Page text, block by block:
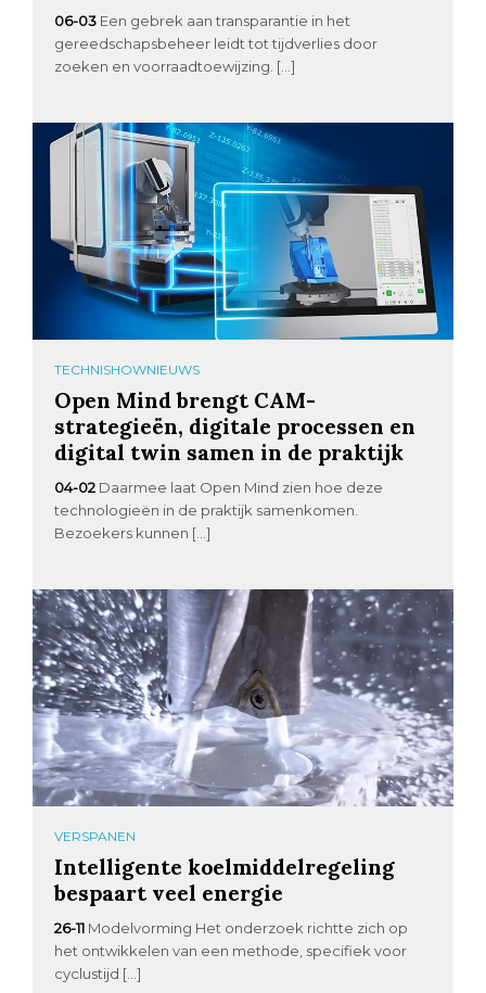
06-03 Een gebrek aan transparantie in het
gereedschapsbeheer leidt tot tijdverlies door
zoeken en voorraadtoewijzing. […]
TECHNISHOWNIEUWS
Open Mind brengt CAM-
strategieën, digitale processen en
digital twin samen in de praktijk
04-02 Daarmee laat Open Mind zien hoe deze
technologieën in de praktijk samenkomen.
Bezoekers kunnen […]
VERSPANEN
Intelligente koelmiddelregeling
bespaart veel energie
26-11 Modelvorming Het onderzoek richtte zich op
het ontwikkelen van een methode, specifiek voor
cyclustijd […]